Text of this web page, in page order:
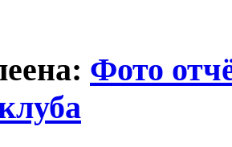
Фото